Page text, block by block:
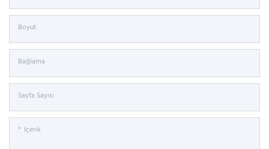
Boyut
Bağlama
Sayfa Sayısı
Içerik